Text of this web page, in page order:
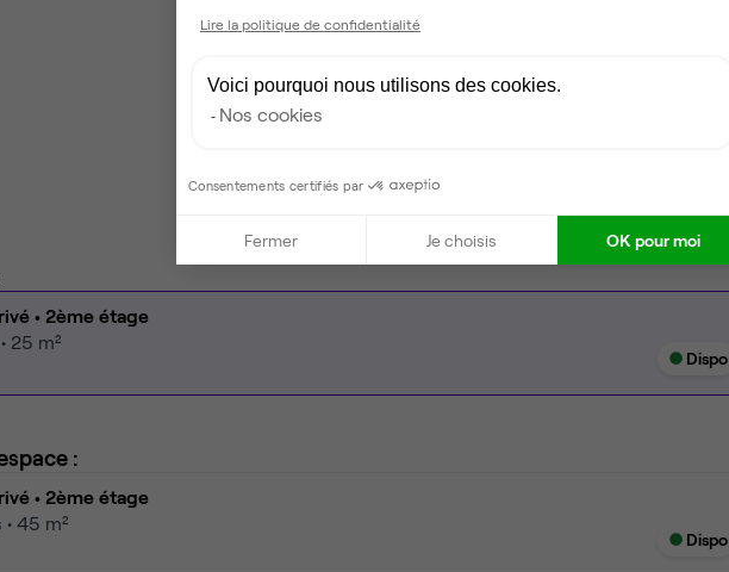
Coin cafet'
Climatisation
Espace d'attente
• 2ème étage
25 m²
Dispo
:
• 2ème étage
45 m²
Dispo
Lire la politique de confidentialité
Voici pourquoi nous utilisons des cookies.
Nos cookies
Consentements certifiés par
Fermer Je choisis OK pour moi